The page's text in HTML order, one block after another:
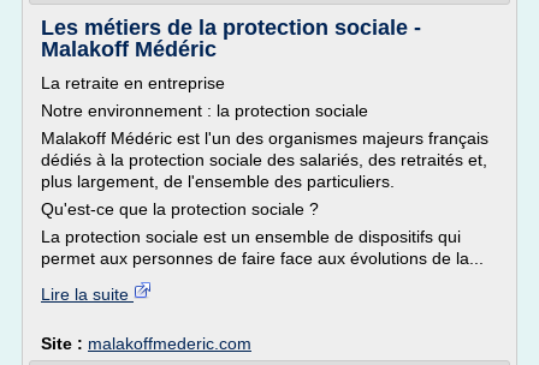
Les métiers de la protection sociale -
Malakoff Médéric
La retraite en entreprise
Notre environnement : la protection sociale
Malakoff Médéric est l'un des organismes majeurs français
dédiés à la protection sociale des salariés, des retraités et,
plus largement, de l'ensemble des particuliers.
Qu'est-ce que la protection sociale ?
La protection sociale est un ensemble de dispositifs qui
permet aux personnes de faire face aux évolutions de la...
Lire la suite
Site : malakoffmederic.com